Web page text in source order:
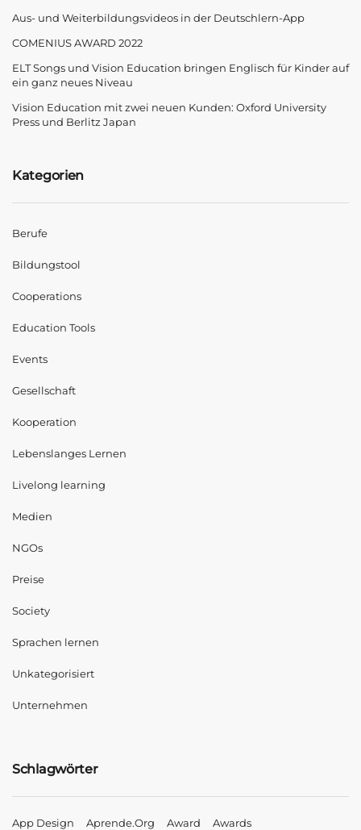
Aus- und Weiterbildungsvideos in der Deutschlern-App
COMENIUS AWARD 2022
ELT Songs und Vision Education bringen Englisch für Kinder auf
ein ganz neues Niveau
Vision Education mit zwei neuen Kunden: Oxford University
Press und Berlitz Japan
Kategorien
Berufe
Bildungstool
Cooperations
Education Tools
Events
Gesellschaft
Kooperation
Lebenslanges Lernen
Livelong learning
Medien
NGOs
Preise
Society
Sprachen lernen
Unkategorisiert
Unternehmen
Schlagwörter
App Design Aprende.org Award Awards